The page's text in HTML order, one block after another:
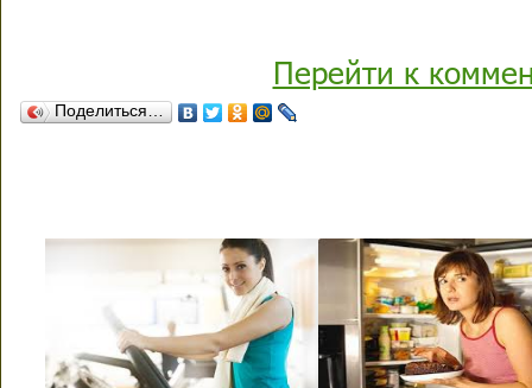
Перейти к
Поделиться…